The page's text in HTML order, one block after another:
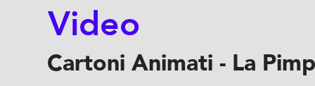
Video
Cartoni Animati - La